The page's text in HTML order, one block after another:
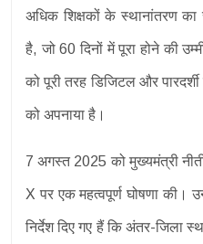
अधिक शिक्षकों के स्थानांतरण
है, जो 60 दिनों में पूरा होने की
को पूरी तरह डिजिटल और
को अपनाया है।
7 अगस्त 2025 को मुख्यमंत्री
X पर एक महत्वपूर्ण घोषणा की।
निर्देश दिए गए हैं कि अंतर-जिला